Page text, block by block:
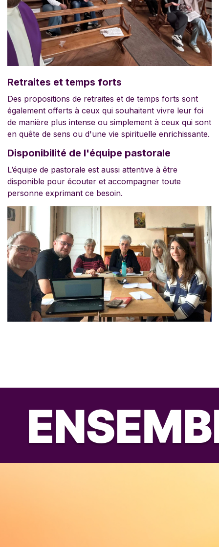
Retraites et temps forts
Des propositions de retraites et de temps forts sont
également offerts à ceux qui souhaitent vivre leur foi
de manière plus intense ou simplement à ceux qui sont
en quête de sens ou d'une vie spirituelle enrichissante.
Disponibilité de l'équipe pastorale
L’équipe de pastorale est aussi attentive à être
disponible pour écouter et accompagner toute
personne exprimant ce besoin.